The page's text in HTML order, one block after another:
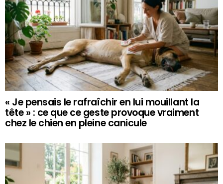
« Je pensais le rafraîchir en lui mouillant la
tête » : ce que ce geste provoque vraiment
chez le chien en pleine canicule